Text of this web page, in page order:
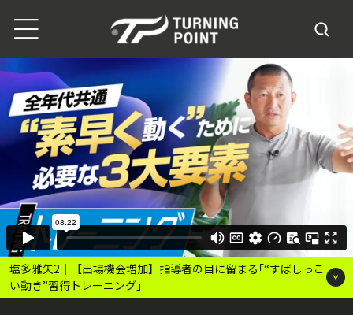
塩多雅矢2｜【出場機会増加】指導者の目に留まる｢“すばしっこ
い動き”習得トレーニング｣